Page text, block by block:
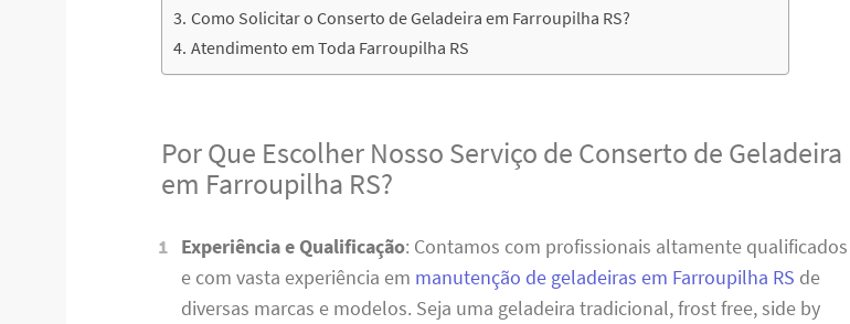
Como Solicitar o Conserto de Geladeira em Farroupilha RS?
Atendimento em Toda Farroupilha RS
Por Que Escolher Nosso Serviço de Conserto de Geladeira
em Farroupilha RS?
Experiência e Qualificação: Contamos com profissionais altamente qualificados
e com vasta experiência em manutenção de geladeiras em Farroupilha RS de
diversas marcas e modelos. Seja uma geladeira tradicional, frost free, side by